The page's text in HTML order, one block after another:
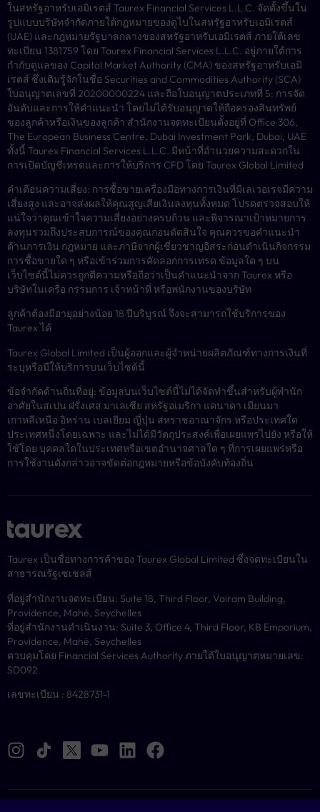
ในสหรัฐอาหรับเอมิเรตส์ Taurex Financial Services L.L.C. จัดตั้งขึ้นใน
รูปแบบบริษัทจำกัดภายใต้กฎหมายของดูไบในสหรัฐอาหรับเอมิเรตส์
(UAE) และกฎหมายรัฐบาลกลางของสหรัฐอาหรับเอมิเรตส์ ภายใต้เลข
ทะเบียน 1381759 โดย Taurex Financial Services L.L.C. อยู่ภายใต้การ
กำกับดูแลของ Capital Market Authority (CMA) ของสหรัฐอาหรับเอมิ
เรตส์ ซึ่งเดิมรู้จักในชื่อ Securities and Commodities Authority (SCA)
ใบอนุญาตเลขที่ 20200000224 และถือใบอนุญาตประเภทที่ 5: การจัด
อันดับและการให้คำแนะนำ โดยไม่ได้รับอนุญาตให้ถือครองสินทรัพย์
ของลูกค้าหรือเงินของลูกค้า สำนักงานจดทะเบียนตั้งอยู่ที่ Office 306,
The European Business Centre, Dubai Investment Park, Dubai, UAE
ทั้งนี้ Taurex Financial Services L.L.C. มีหน้าที่อำนวยความสะดวกใน
การเปิดบัญชีเทรดและการให้บริการ CFD โดย Taurex Global Limited
คำเตือนความเสี่ยง: การซื้อขายเครื่องมือทางการเงินที่มีเลเวอเรจมีความ
เสี่ยงสูง และอาจส่งผลให้คุณสูญเสียเงินลงทุนทั้งหมด โปรดตรวจสอบให้
แน่ใจว่าคุณเข้าใจความเสี่ยงอย่างครบถ้วน และพิจารณาเป้าหมายการ
ลงทุนรวมถึงประสบการณ์ของคุณก่อนตัดสินใจ คุณควรขอคำแนะนำ
ด้านการเงิน กฎหมาย และภาษีจากผู้เชี่ยวชาญอิสระก่อนดำเนินกิจกรรม
การซื้อขายใด ๆ หรือเข้าร่วมการคัดลอกการเทรด ข้อมูลใด ๆ บน
เว็บไซต์นี้ไม่ควรถูกตีความหรือถือว่าเป็นคำแนะนำจาก Taurex หรือ
บริษัทในเครือ กรรมการ เจ้าหน้าที่ หรือพนักงานของบริษัท
ลูกค้าต้องมีอายุอย่างน้อย 18 ปีบริบูรณ์ จึงจะสามารถใช้บริการของ
Taurex ได้
Taurex Global Limited เป็นผู้ออกและผู้จำหน่ายผลิตภัณฑ์ทางการเงินที่
ระบุหรือมีให้บริการบนเว็บไซต์นี้
ข้อจำกัดด้านถิ่นที่อยู่: ข้อมูลบนเว็บไซต์นี้ไม่ได้จัดทำขึ้นสำหรับผู้พำนัก
อาศัยในสเปน ฝรั่งเศส มาเลเซีย สหรัฐอเมริกา แคนาดา เมียนมา
เกาหลีเหนือ อิหร่าน เบลเยียม ญี่ปุ่น สหราชอาณาจักร หรือประเทศใด
ประเทศหนึ่งโดยเฉพาะ และไม่ได้มีวัตถุประสงค์เพื่อเผยแพร่ไปยัง หรือให้
ใช้โดย บุคคลใดในประเทศหรือเขตอำนาจศาลใด ๆ ที่การเผยแพร่หรือ
การใช้งานดังกล่าวอาจขัดต่อกฎหมายหรือข้อบังคับท้องถิ่น
Taurex เป็นชื่อทางการค้าของ Taurex Global Limited ซึ่งจดทะเบียนใน
สาธารณรัฐเซเชลส์
ที่อยู่สำนักงานจดทะเบียน: Suite 18, Third Floor, Vairam Building,
Providence, Mahé, Seychelles
ที่อยู่สำนักงานดำเนินงาน: Suite 3, Office 4, Third Floor, KB Emporium,
Providence, Mahé, Seychelles
ควบคุมโดย Financial Services Authority ภายใต้ใบอนุญาตหมายเลข:
SD092
เลขทะเบียน : 8428731-1